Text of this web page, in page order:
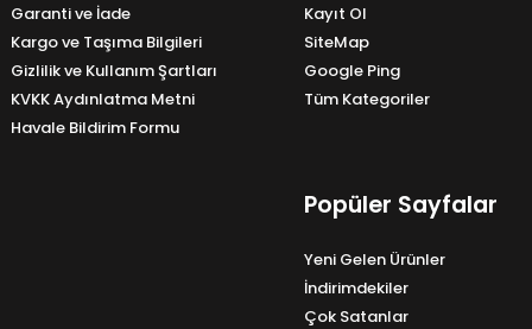
Garanti ve İade
Kargo ve Taşıma Bilgileri
Gizlilik ve Kullanım Şartları
KVKK Aydınlatma Metni
Havale Bildirim Formu
Kayıt Ol
SiteMap
Google Ping
Tüm Kategoriler
Popüler Sayfalar
Yeni Gelen Ürünler
İndirimdekiler
Çok Satanlar